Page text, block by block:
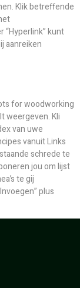
Klik betreffende
kunt
aanreiken
weergeven. Kli
van uwe
vanuit Links
schrede te
jou om lijst
te gij
plus